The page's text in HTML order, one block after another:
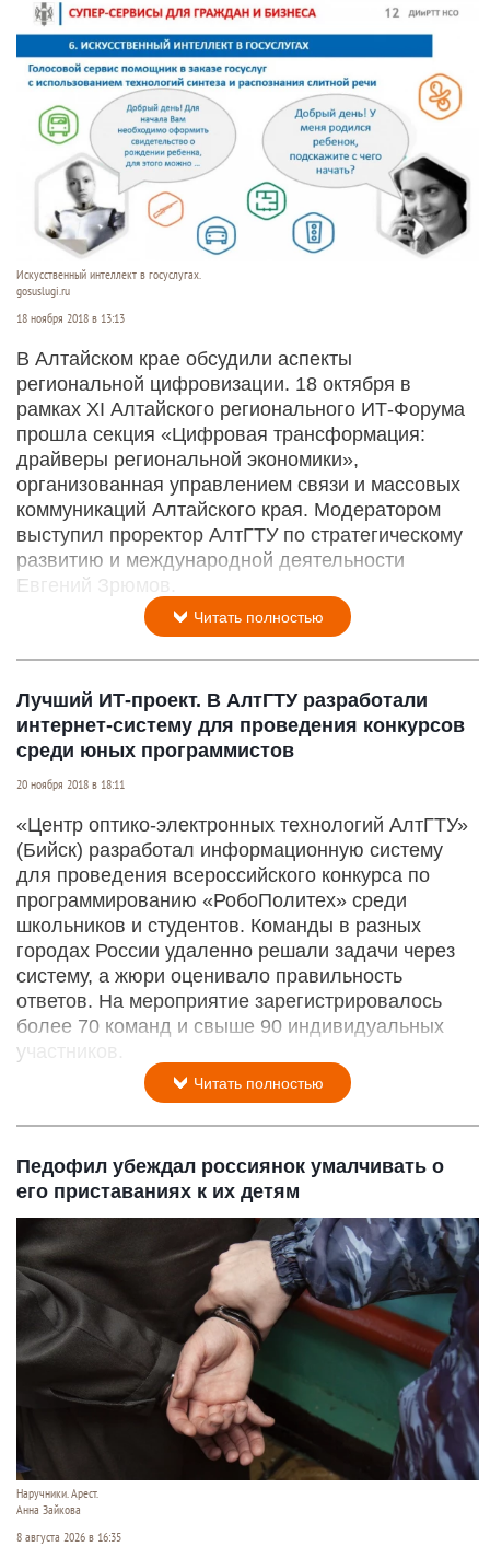
Искусственный интеллект в госуслугах.
gosuslugi.ru
18 ноября 2018 в 13:13
В Алтайском крае обсудили аспекты
региональной цифровизации. 18 октября в
рамках XI Алтайского регионального ИТ-Форума
прошла секция «Цифровая трансформация:
драйверы региональной экономики»,
организованная управлением связи и массовых
коммуникаций Алтайского края. Модератором
выступил проректор АлтГТУ по стратегическому
развитию и международной деятельности
Евгений Зрюмов.
Читать полностью
Лучший ИТ-проект. В АлтГТУ разработали
интернет-систему для проведения конкурсов
среди юных программистов
20 ноября 2018 в 18:11
«Центр оптико-электронных технологий АлтГТУ»
(Бийск) разработал информационную систему
для проведения всероссийского конкурса по
программированию «РобоПолитех» среди
школьников и студентов. Команды в разных
городах России удаленно решали задачи через
систему, а жюри оценивало правильность
ответов. На мероприятие зарегистрировалось
более 70 команд и свыше 90 индивидуальных
участников.
Читать полностью
Педофил убеждал россиянок умалчивать о
его приставаниях к их детям
Наручники. Арест.
Анна Зайкова
8 августа 2026 в 16:35